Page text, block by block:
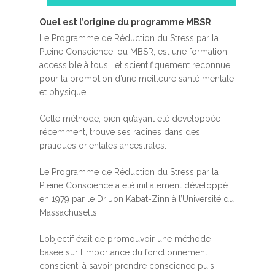
Quel est l’origine du programme MBSR
Le Programme de Réduction du Stress par la
Pleine Conscience, ou MBSR, est une formation
accessible à tous, et scientifiquement reconnue
pour la promotion d’une meilleure santé mentale
et physique.
Cette méthode, bien qu’ayant été développée
récemment, trouve ses racines dans des
pratiques orientales ancestrales.
Le Programme de Réduction du Stress par la
Pleine Conscience a été initialement développé
en 1979 par le Dr Jon Kabat-Zinn à l’Université du
Massachusetts.
L’objectif était de promouvoir une méthode
basée sur l’importance du fonctionnement
conscient, à savoir prendre conscience puis